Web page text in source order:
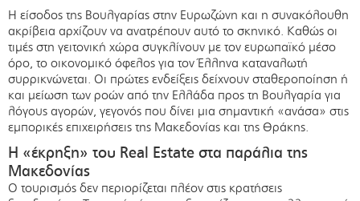
Η είσοδος της Βουλγαρίας στην Ευρωζώνη και η συνακόλουθη
ακρίβεια αρχίζουν να ανατρέπουν αυτό το σκηνικό. Καθώς οι
τιμές στη γειτονική χώρα συγκλίνουν με τον ευρωπαϊκό μέσο
όρο, το οικονομικό όφελος για τον Έλληνα καταναλωτή
συρρικνώνεται. Οι πρώτες ενδείξεις δείχνουν σταθεροποίηση ή
και μείωση των ροών από την Ελλάδα προς τη Βουλγαρία για
λόγους αγορών, γεγονός που δίνει μια σημαντική «ανάσα» στις
εμπορικές επιχειρήσεις της Μακεδονίας και της Θράκης.
Η «έκρηξη» του Real Estate στα παράλια της
Μακεδονίας
Ο τουρισμός δεν περιορίζεται πλέον στις κρατήσεις